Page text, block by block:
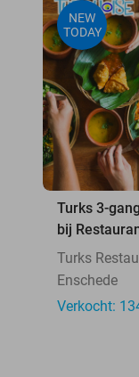
NEW
TODAY
Turks 3-
bij
Turks
Enschede
Verkocht: